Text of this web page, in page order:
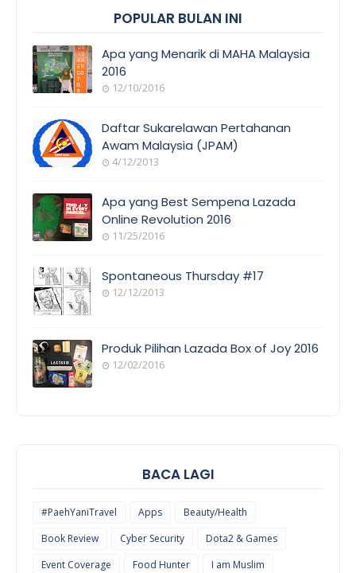
POPULAR BULAN INI
COVERAGE
Apa yang Menarik di MAHA Malaysia
2016
12/10/2016
AWAM
Daftar Sukarelawan Pertahanan
Awam Malaysia (JPAM)
4/12/2013
COVERAGE
Apa yang Best Sempena Lazada
Online Revolution 2016
11/25/2016
E
Spontaneous Thursday #17
12/12/2013
Produk Pilihan Lazada Box of Joy 2016
12/02/2016
BACA LAGI
#PaehYaniTravel Apps
Beauty/Health
Book Review
Cyber Security
Dota2 & Games
Event Coverage
Food Hunter
I am Muslim